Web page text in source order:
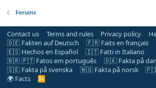
Forums
Contact us Terms and rules Privacy policy
🇩🇪 Fakten auf Deutsch
🇫🇷 Faits en français
🇪🇸 Hechos en Español
🇮🇹 Fatti in Italiano
🇧🇷 🇵🇹 Fatos em português
🇩🇰 Fakta på
🇸🇪 Fakta på svenska
🇳🇴 Fakta på norsk
🇫🇮
🌍 Facts
R